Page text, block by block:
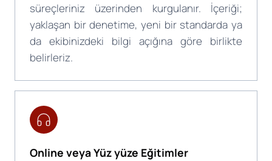
süreçleriniz üzerinden kurgulanır. İçeriği;
yaklaşan bir denetime, yeni bir standarda ya
da ekibinizdeki bilgi açığına göre birlikte
belirleriz.
Online veya Yüz yüze Eğitimler